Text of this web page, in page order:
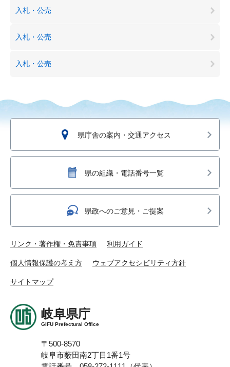
入札・公売
入札・公売
入札・公売
県庁舎の案内・交通アクセス
県の組織・電話番号一覧
県政へのご意見・ご提案
リンク・著作権・免責事項 利用ガイド
個人情報保護の考え方 ウェブアクセシビリティ方針
サイトマップ
岐阜県庁
GIFU Prefectural Office
〒500-8570
岐阜市薮田南2丁目1番1号